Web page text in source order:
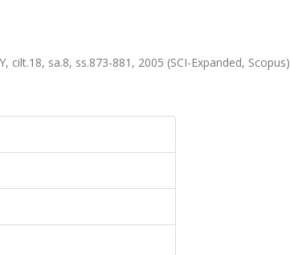
cilt.18, sa.8, ss.873-881, 2005 (SCI-Expanded, Scopus)